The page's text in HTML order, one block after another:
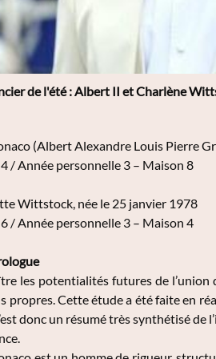
de l'été : Albert II et Charlène
(Albert Alexandre Louis Pierre
/ Année personnelle 3 – Maison 8
Wittstock, née le 25 janvier 1978
/ Année personnelle 3 – Maison 4
les potentialités futures de
propres. Cette étude a été faite en
donc un résumé très synthétisé